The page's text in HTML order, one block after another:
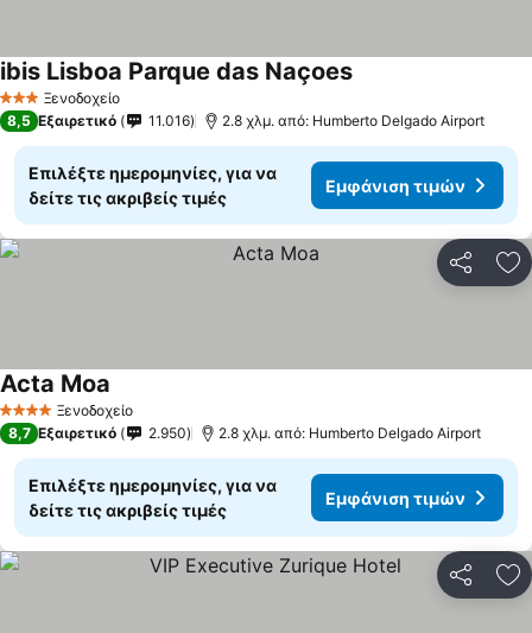
3 ΑστέριαΞενοδοχείο
ibis Lisboa Parque das NaçoesΕμφάνιση τιμών
8,5 Εξαιρετικό 11.016 2.8 χλμ. από: Humberto Delgado Airport
Επιλέξτε ημερομηνίες, για να
δείτε τις ακριβείς τιμές
Εμφάνιση τιμών
4 ΑστέριαΞενοδοχείο
Acta Moa
8,7 Εξαιρετικό 2.950 2.8 χλμ. από: Humberto Delgado Airport
Επιλέξτε ημερομηνίες, για να
δείτε τις ακριβείς τιμές
Εμφάνιση τιμών